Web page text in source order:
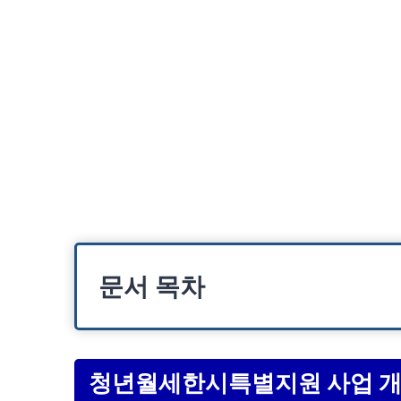
문서 목차
청년월세한시특별지원 사업 개요
지원 자격 및 조건
신청 방법 및 필요 서류
청년월세한시특별지원 사업